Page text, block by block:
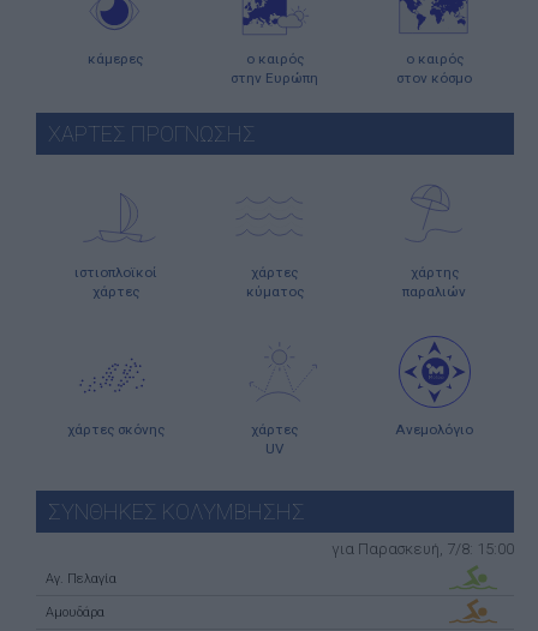
κάμερες
ο καιρός
στην Ευρώπη
ο καιρός
στον κόσμο
ΧΑΡΤΕΣ ΠΡΟΓΝΩΣΗΣ
ιστιοπλοϊκοί
χάρτες
χάρτες
κύματος
χάρτης
παραλιών
χάρτες σκόνης
χάρτες
UV
Ανεμολόγιο
ΣΥΝΘΗΚΕΣ ΚΟΛΥΜΒΗΣΗΣ
για Παρασκευή, 7/8: 15:00
Αγ. Πελαγία
Αμουδάρα